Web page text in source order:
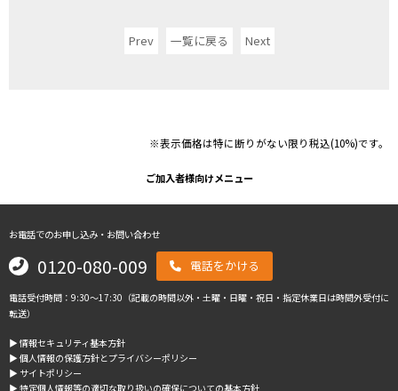
Prev 一覧に戻る Next
※表示価格は特に断りがない限り税込(10%)です。
ご加入者様向けメニュー
お電話でのお申し込み・お問い合わせ
0120-080-009 電話をかける
電話受付時間：9:30～17:30（記載の時間以外・土曜・日曜・祝日・指定休業日は時間外受付に
転送）
▶︎ 情報セキュリティ基本方針
▶︎ 個人情報の保護方針とプライバシーポリシー
▶︎ サイトポリシー
▶︎ 特定個人情報等の適切な取り扱いの確保についての基本方針